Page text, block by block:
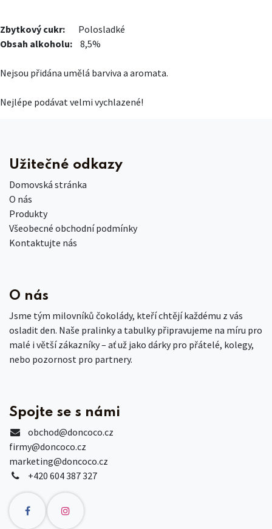
Zbytkový cukr:
Polosladké
Obsah alkoholu:
8,5%
Nejsou přidána umělá barviva a aromata.
Nejlépe podávat velmi vychlazené!
Užitečné odkazy
Domovská stránka
O nás
Produkty
Všeobecné obchodní podmínky
Kontaktujte nás
O nás
Jsme tým milovníků čokolády, kteří chtějí každému z vás
osladit den. Naše pralinky a tabulky připravujeme na míru pro
malé i větší zákazníky – ať už jako dárky pro přátelé, kolegy,
nebo pozornost pro partnery.
Spojte se s námi
obchod@doncoco.cz
firmy@doncoco.cz
marketing@doncoco.cz
+420 604 387 327